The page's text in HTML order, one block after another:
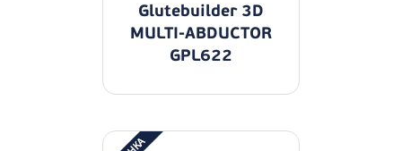
Glutebuilder 3D
MULTI-ABDUCTOR
GPL622